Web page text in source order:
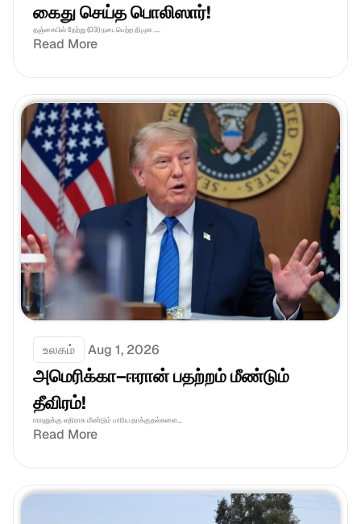
கைது செய்த பொலிஸார்!
தஞ்சையில் நேற்று (03) நடைபெற்ற திமுக ....
Read More
உலகம் Aug 1, 2026
அமெரிக்கா–ஈரான் பதற்றம் மீண்டும்
தீவிரம்!
ஈரானுக்கு எதிராக மீண்டும் பாரிய தாக்குதல்களை...
Read More